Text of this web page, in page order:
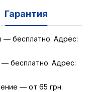
Гарантия
— бесплатно. Адрес:
— бесплатно. Адрес:
— от 65 грн.